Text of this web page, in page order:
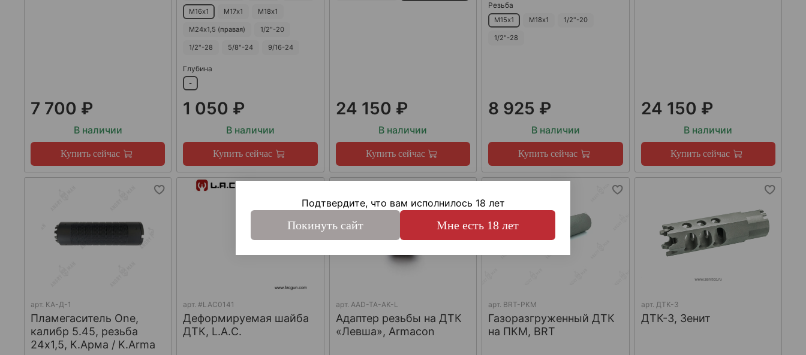
7 700 ₽
В наличии
Купить сейчас
М16х1 М17х1 М18х1
М24х1,5 (правая) 1/2"-20
1/2"-28 5/8"-24 9/16-24
Глубина
-
1 050 ₽
В наличии
Купить сейчас
24 150 ₽
В наличии
Купить сейчас
Резьба
М15х1 М18х1 1/2"-20
1/2"-28
8 925 ₽
В наличии
Купить сейчас
24 150 ₽
В наличии
Купить сейчас
арт. КА-Д-1
Пламегаситель One,
калибр 5.45, резьба
24х1,5, К.Арма / K.Arma
арт.#LAC0141
Деформируемая шайба
ДТК, L.A.C.
арт. AAD-TA-AK-L
Адаптер резьбы на ДТК
«Левша», Armacon
арт. BRT-PKM
Газоразгруженный ДТК
на ПКМ, BRT
арт. ДТК-3
ДТК-3, Зенит
Подтвердите, что вам исполнилось 18 лет
Покинуть сайт Мне есть 18 лет